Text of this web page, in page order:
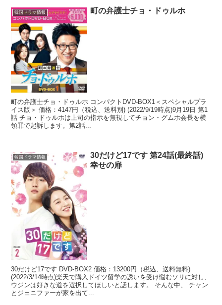
韓国ドラマ情報 町の弁護士チョ・ドゥルホ
町の弁護士チョ・ドゥルホ コンパクトDVD-BOX1＜スペシャルプラ
イス版＞ 価格：4147円（税込、送料別) (2022/9/19時点)9月19日 第1
話 チョ・ドゥルホは上司の指示を無視してチョン・グムホ会長を横
領罪で起訴します。第2話...
韓国ドラマ情報
30だけど17です 第24話(最終話)
幸せの扉
30だけど17です DVD-BOX2 価格：13200円（税込、送料無料)
(2022/3/14時点)楽天で購入ドイツ留学の誘いを受け悩むソリに対し、
ウジンは好きな道を選択してほしいと話します。 そんな中、 チャン
とジェニファーが家を出て...